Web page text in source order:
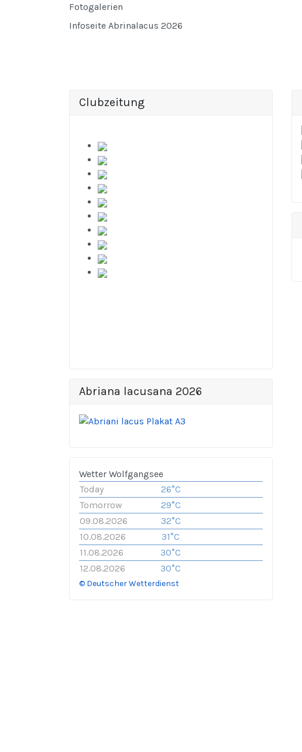
Fotogalerien
Infoseite Abrinalacus 2026
Clubzeitung
Abriana lacusana 2026
Wetter Wolfgangsee
Today
26°C
Tomorrow
29°C
09.08.2026
32°C
10.08.2026
31°C
11.08.2026
30°C
12.08.2026
30°C
© Deutscher Wetterdienst